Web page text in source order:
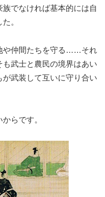
でなければ基本的には自
。
や仲間たちを守る……それ
武士と農民の境界はあい
武装して互いに守り合い
らです。